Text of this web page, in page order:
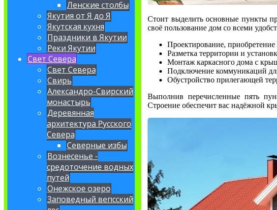
Ленские столбы
Якутия от Я до Я
Якутская кухня
Праздники в Якутии
Реки Якутии
Свет Севера
Свет Севера
Свирь
Александро-Свирский
монастырь
Деревянная
архитектура Русского
Севера
Северные избы
Вознесенье -
средоточение водных
путей
Онежское озеро
Заповедный вепсский
Стоит выделить основные пункты
своё пользование дом со всеми
Проектирование, приобретение
Разметка территории и
Монтаж каркасного дома с
Подключение коммуникаций
Обустройство прилегающей
Выполнив перечисленные пять
Строение обеспечит вас надёжной